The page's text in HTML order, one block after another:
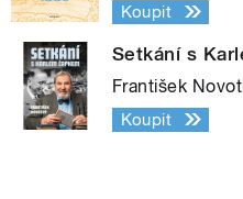
Koupit
Setkání s
František
Koupit